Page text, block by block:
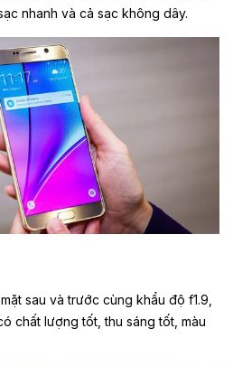
nhanh và cả sạc không dây.
sau và trước cùng khẩu độ f1.9,
chất lượng tốt, thu sáng tốt, màu